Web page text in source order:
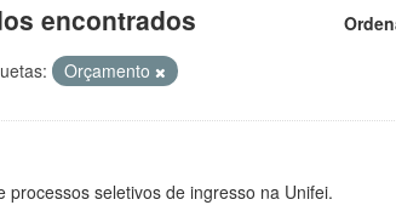
encontrados
Orçamento
processos seletivos de ingresso na Unifei.